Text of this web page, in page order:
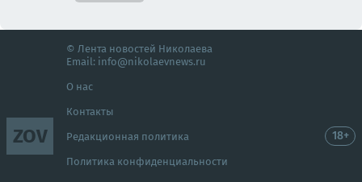
ZOV
© Лента новостей Николаева
Email: info@nikolaevnews.ru
О нас
Контакты
Редакционная политика
Политика конфиденциальности
18+